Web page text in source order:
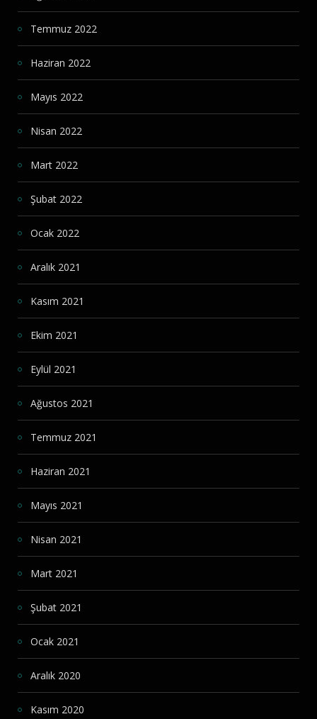
Temmuz 2022
Haziran 2022
Mayıs 2022
Nisan 2022
Mart 2022
Şubat 2022
Ocak 2022
Aralık 2021
Kasım 2021
Ekim 2021
Eylül 2021
Ağustos 2021
Temmuz 2021
Haziran 2021
Mayıs 2021
Nisan 2021
Mart 2021
Şubat 2021
Ocak 2021
Aralık 2020
Kasım 2020